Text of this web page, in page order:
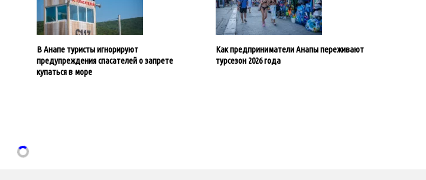
В Анапе туристы игнорируют
предупреждения спасателей о запрете
купаться в море
Как предприниматели Анапы переживают
турсезон 2026 года